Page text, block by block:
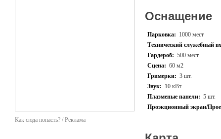
Как сюда попасть? / Реклама
Оснащение
Парковка: 1000 мест
Технический служебный
Гардероб: 500 мест
Сцена: 60 м2
Гримерки: 3 шт.
Звук: 10 кВт.
Плазменые панели: 5 шт.
Проэкционный экран/